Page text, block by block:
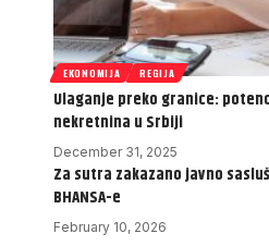
EKONOMIJA REGIJA
Ulaganje preko granice:
nekretnina u Srbiji
December 31, 2025
Za sutra zakazano javno
BHANSA-e
February 10, 2026